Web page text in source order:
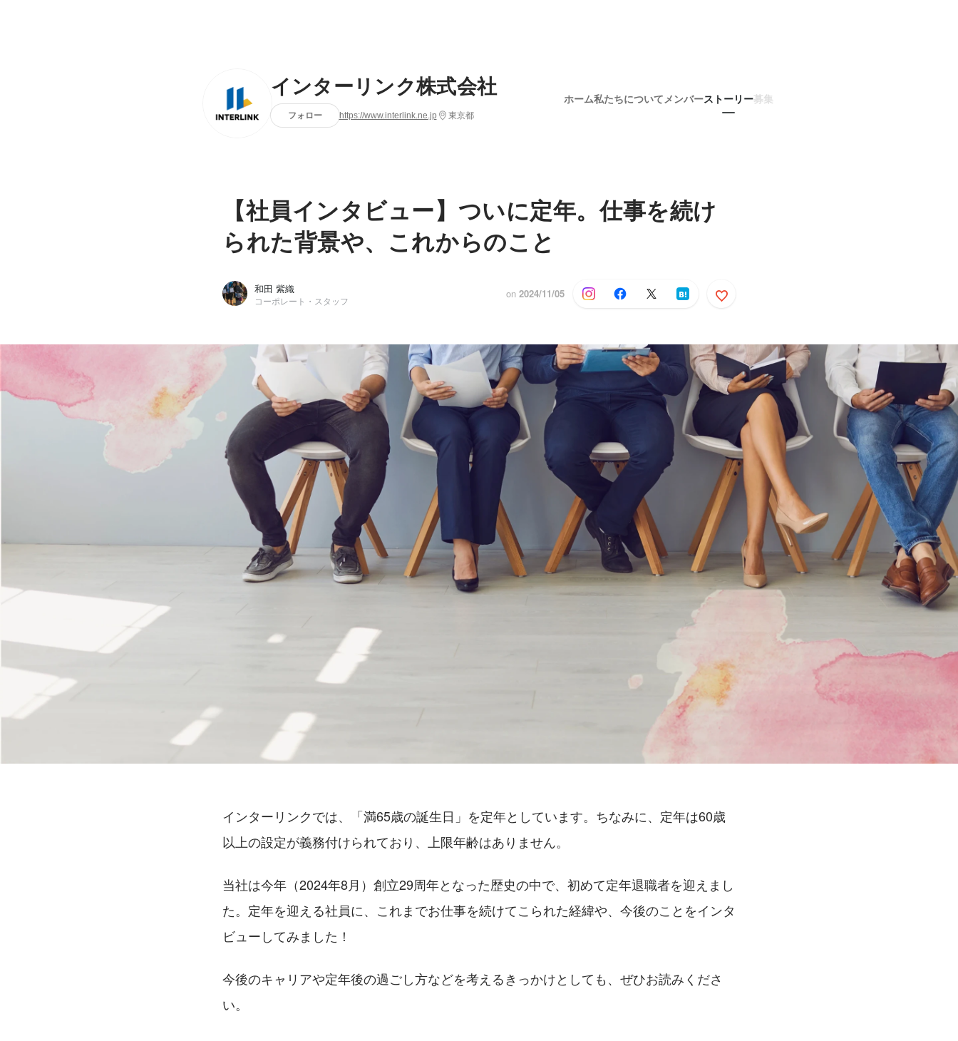
インターリンク株式会社
フォロー https://www.interlink.ne.jp 東京都
ホーム私たちについて メンバーストーリー募集
【社員インタビュー】ついに定年。仕事を続け
られた背景や、これからのこと
和田 紫織
コーポレート・スタッフ
on 2024/11/05
インターリンクでは、「満65歳の誕生日」を定年としています。ちなみに、定年は60歳
以上の設定が義務付けられており、上限年齢はありません。
当社は今年（2024年8月）創立29周年となった歴史の中で、初めて定年退職者を迎えまし
た。定年を迎える社員に、これまでお仕事を続けてこられた経緯や、今後のことをインタ
ビューしてみました！
今後のキャリアや定年後の過ごし方などを考えるきっかけとしても、ぜひお読みくださ
い。
和田 紫織